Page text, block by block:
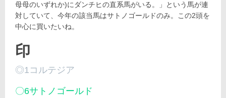
母母のいずれか)にダンチヒの直系馬がいる。」という馬が連
対していて、今年の該当馬はサトノゴールドのみ。この2頭を
中心に買いたいね。
印
◎1コルテジア
〇6サトノゴールド